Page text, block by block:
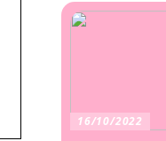
16/10/2022